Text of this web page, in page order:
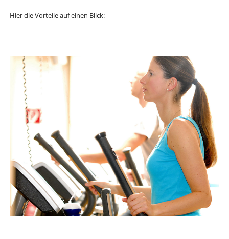
Hier die Vorteile auf einen Blick: